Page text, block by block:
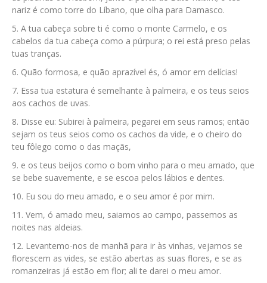
nariz é como torre do Líbano, que olha para Damasco.
A tua cabeça sobre ti é como o monte Carmelo, e os
cabelos da tua cabeça como a púrpura; o rei está preso pelas
tuas tranças.
Quão formosa, e quão aprazível és, ó amor em delícias!
Essa tua estatura é semelhante à palmeira, e os teus seios
aos cachos de uvas.
Disse eu: Subirei à palmeira, pegarei em seus ramos; então
sejam os teus seios como os cachos da vide, e o cheiro do
teu fôlego como o das maçãs,
e os teus beijos como o bom vinho para o meu amado, que
se bebe suavemente, e se escoa pelos lábios e dentes.
Eu sou do meu amado, e o seu amor é por mim.
Vem, ó amado meu, saiamos ao campo, passemos as
noites nas aldeias.
Levantemo-nos de manhã para ir às vinhas, vejamos se
florescem as vides, se estão abertas as suas flores, e se as
romanzeiras já estão em flor; ali te darei o meu amor.